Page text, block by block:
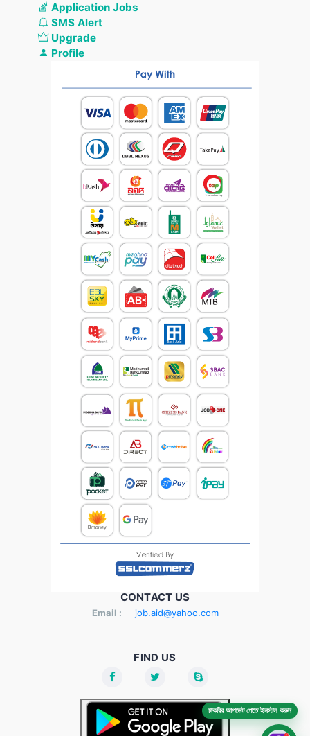
Application Jobs
SMS Alert
Upgrade
Profile
CONTACT US
Email : job.aid@yahoo.com
FIND US
চাকরির আপডেট পেতে ইনস্টল করুন